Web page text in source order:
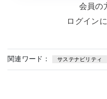
会員の
ログイン
関連ワード： サステナビリティ